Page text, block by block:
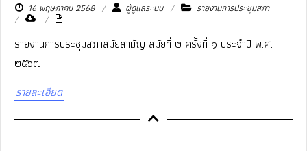
16 พฤษภาคม 2568 ผู้ดูแลระบบ รายงานการประชุมสภา
รายงานการประชุมสภาสมัยสามัญ สมัยที่ ๒ ครั้งที่ ๑ ประจำปี พ.ศ.
๒๕๖๗
รายละเอียด